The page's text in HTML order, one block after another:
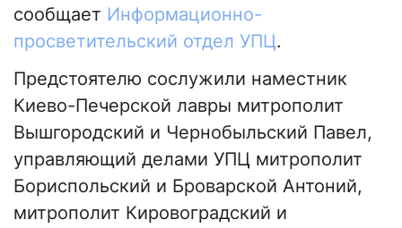
сообщает Информационно-
просветительский отдел УПЦ.
Предстоятелю сослужили наместник
Киево-Печерской лавры митрополит
Вышгородский и Чернобыльский Павел,
управляющий делами УПЦ митрополит
Бориспольский и Броварской Антоний,
митрополит Кировоградский и